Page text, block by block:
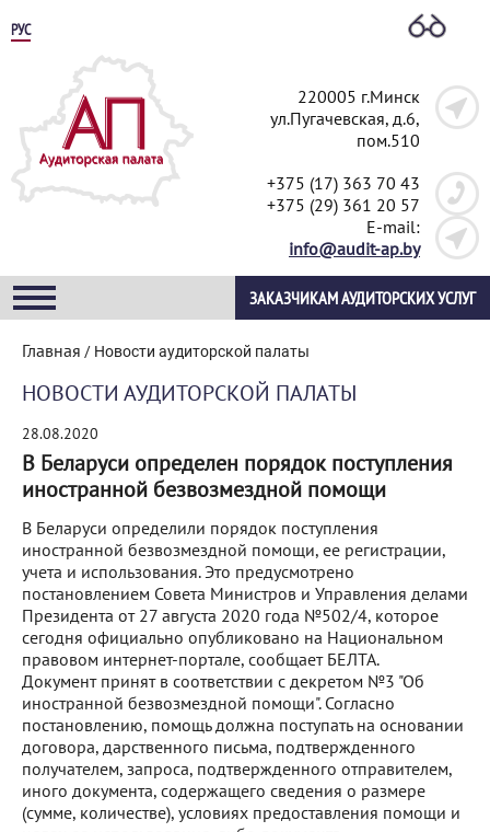
РУС
220005 г.Минск
ул.Пугачевская, д.6,
пом.510
+375 (17) 363 70 43
+375 (29) 361 20 57
E-mail:
info@audit-ap.by
ЗАКАЗЧИКАМ АУДИТОРСКИХ УСЛУГ
Главная / Новости аудиторской палаты
НОВОСТИ АУДИТОРСКОЙ ПАЛАТЫ
28.08.2020
В Беларуси определен порядок поступления
иностранной безвозмездной помощи
В Беларуси определили порядок поступления
иностранной безвозмездной помощи, ее регистрации,
учета и использования. Это предусмотрено
постановлением Совета Министров и Управления делами
Президента от 27 августа 2020 года №502/4, которое
сегодня официально опубликовано на Национальном
правовом интернет-портале, сообщает БЕЛТА.
Документ принят в соответствии с декретом №3 "Об
иностранной безвозмездной помощи". Согласно
постановлению, помощь должна поступать на основании
договора, дарственного письма, подтвержденного
получателем, запроса, подтвержденного отправителем,
иного документа, содержащего сведения о размере
(сумме, количестве), условиях предоставления помощи и